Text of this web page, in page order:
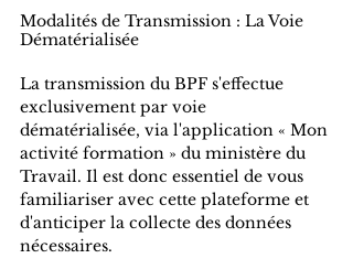
Modalités de Transmission : La Voie
Dématérialisée
La transmission du BPF s'effectue
exclusivement par voie
dématérialisée, via l'application « Mon
activité formation » du ministère du
Travail. Il est donc essentiel de vous
familiariser avec cette plateforme et
d'anticiper la collecte des données
nécessaires.